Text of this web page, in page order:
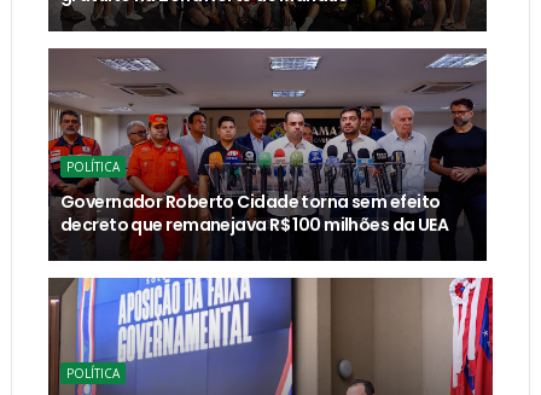
POLÍTICA
Governador Roberto Cidade torna sem efeito
decreto que remanejava R$ 100 milhões da UEA
POLÍTICA